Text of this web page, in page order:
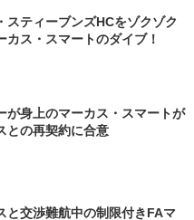
スティーブンズHCをゾクゾク
カス・スマートのダイブ！
が身上のマーカス・スマートが
との再契約に合意
と交渉難航中の制限付きFAマ